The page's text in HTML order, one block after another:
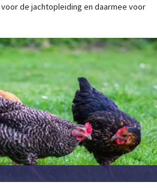
de jachtopleiding en daarmee voor